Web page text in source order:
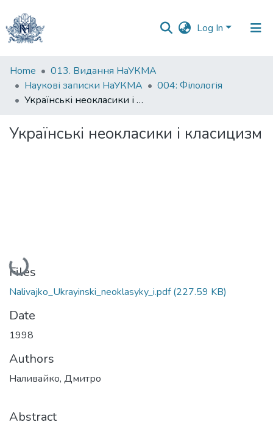
Log In
Communities
&
Collections
Home
013. Видання НаУКМА
Наукові записки НаУКМА
004: Філологія
Українські неокласики і класицизм
Українські неокласики і класицизм
Loading...
Files
Nalivajko_Ukrayinski_neoklasyky_i.pdf(227.59 KB)
Date
1998
Authors
Наливайко, Дмитро
Abstract